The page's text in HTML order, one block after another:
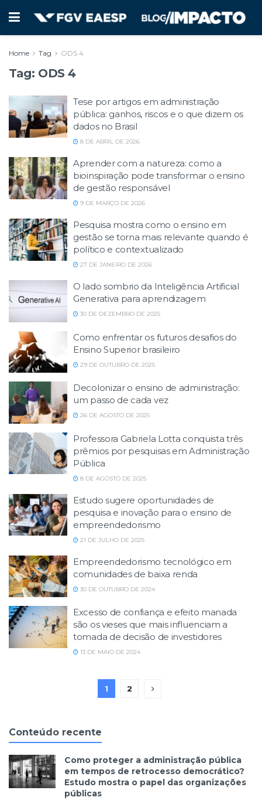
Home Tag ODS 4
Tag: ODS 4
Tese por artigos em administração
pública: ganhos, riscos e o que dizem os
dados no Brasil
8 DE ABRIL DE 2026
Aprender com a natureza: como a
bioinspiração pode transformar o ensino
de gestão responsável
9 DE MARÇO DE 2026
Pesquisa mostra como o ensino em
gestão se torna mais relevante quando é
político e contextualizado
27 DE JANEIRO DE 2026
O lado sombrio da Inteligência Artificial
Generativa para aprendizagem
30 DE DEZEMBRO DE 2025
Como enfrentar os futuros desafios do
Ensino Superior brasileiro
29 DE OUTUBRO DE 2025
Decolonizar o ensino de administração:
um passo de cada vez
26 DE AGOSTO DE 2025
Professora Gabriela Lotta conquista três
prêmios por pesquisas em Administração
Pública
8 DE AGOSTO DE 2025
Estudo sugere oportunidades de
pesquisa e inovação para o ensino de
empreendedorismo
21 DE JULHO DE 2025
Empreendedorismo tecnológico em
comunidades de baixa renda
30 DE OUTUBRO DE 2024
Excesso de confiança e efeito manada
são os vieses que mais influenciam a
tomada de decisão de investidores
13 DE MAIO DE 2024
1 2
Conteúdo recente
Como proteger a administração pública
em tempos de retrocesso democrático?
Estudo mostra o papel das organizações
públicas